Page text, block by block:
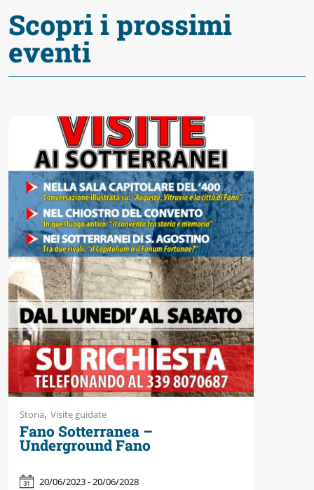
Scopri i prossimi
eventi
Storia, Visite guidate
Fano Sotterranea –
Underground Fano
20/06/2023 - 20/06/2028